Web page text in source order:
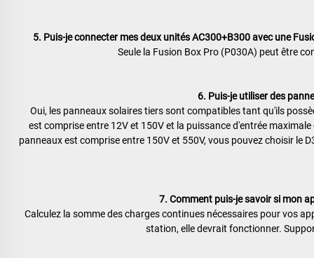
5. Puis-je connecter mes deux unités AC300+B300 avec une
Seule la Fusion Box Pro (P030A) peut être
6. Puis-je utiliser des
Oui, les panneaux solaires tiers sont compatibles tant qu'ils
est comprise entre 12V et 150V et la puissance d'entrée
panneaux est comprise entre 150V et 550V, vous pouvez choisir le
7. Comment puis-je savoir si mon
Calculez la somme des charges continues nécessaires pour vos
station, elle devrait fonctionner.